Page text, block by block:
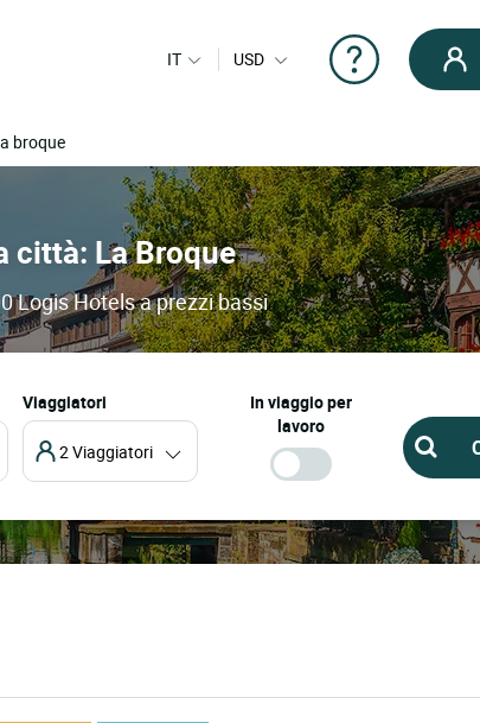
IT USD
broque
città: La Broque
Logis Hotels a prezzi bassi
Viaggiatori
2 Viaggiatori
In viaggio per
lavoro